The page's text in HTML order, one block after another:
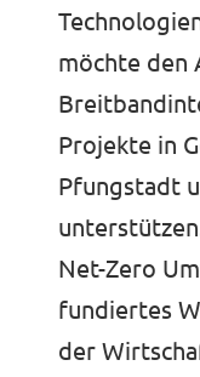
möchte den
Projekte in
Pfungstadt
Net-Zero
fundiertes
der